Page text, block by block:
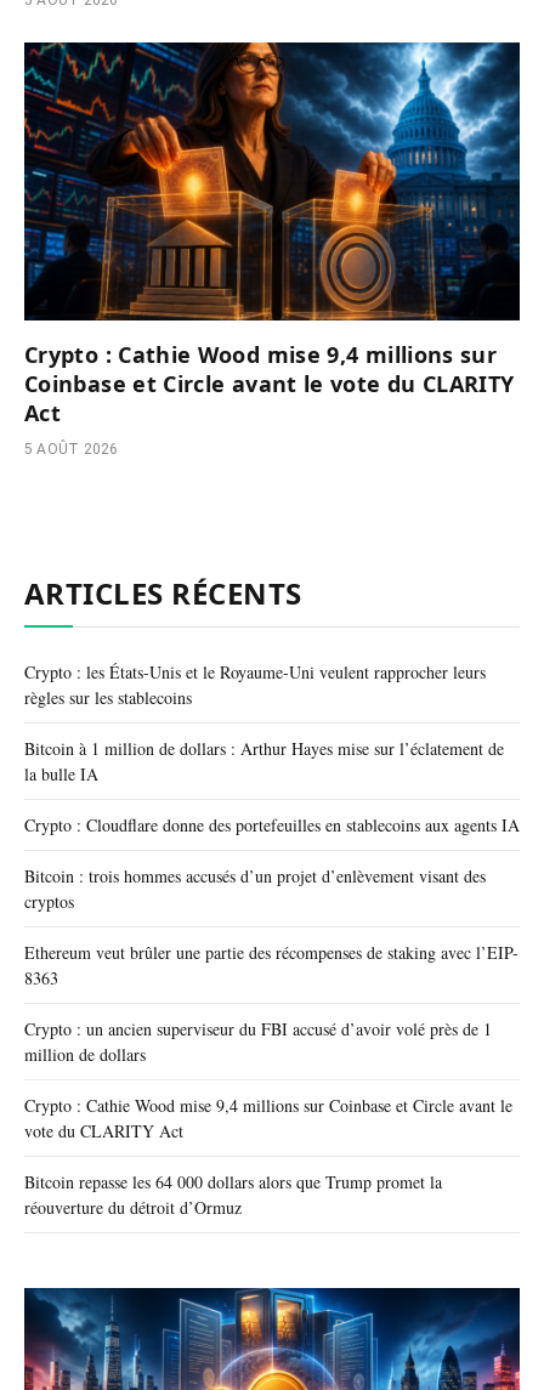
Crypto : Cathie Wood mise 9,4 millions sur
Coinbase et Circle avant le vote du CLARITY
Act
5 AOÛT 2026
ARTICLES RÉCENTS
Crypto : les États-Unis et le Royaume-Uni veulent rapprocher leurs
règles sur les stablecoins
Bitcoin à 1 million de dollars : Arthur Hayes mise sur l’éclatement de
la bulle IA
Crypto : Cloudflare donne des portefeuilles en stablecoins aux agents IA
Bitcoin : trois hommes accusés d’un projet d’enlèvement visant des
cryptos
Ethereum veut brûler une partie des récompenses de staking avec l’EIP-
8363
Crypto : un ancien superviseur du FBI accusé d’avoir volé près de 1
million de dollars
Crypto : Cathie Wood mise 9,4 millions sur Coinbase et Circle avant le
vote du CLARITY Act
Bitcoin repasse les 64 000 dollars alors que Trump promet la
réouverture du détroit d’Ormuz